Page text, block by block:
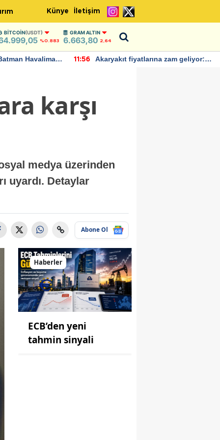
Künye İletişim
BITCOIN(USDT)
%0.883
GRAM ALTIN
6.663,80 2,64
Havalimanı
11:56
Akaryakıt fiyatlarına zam geliyor:
karşı
medya üzerinden
uyardı. Detaylar
Abone Ol
Haberler
ECB’den yeni
tahmin sinyali